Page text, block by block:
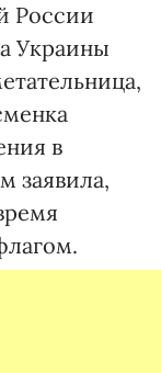
России
Украины
в
заявила,